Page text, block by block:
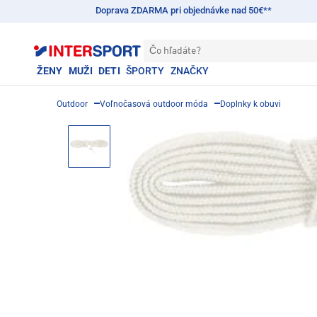
Doprava ZDARMA pri objednávke nad 50€**
Čo hľadáte?
ŽENY MUŽI DETI ŠPORTY ZNAČKY
Outdoor Voľnočasová outdoor móda Doplnky k obuvi